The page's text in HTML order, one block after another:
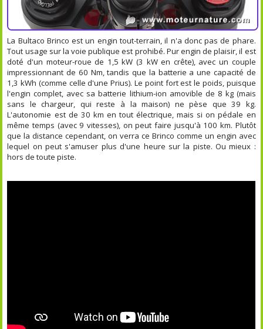
La Bultaco Brinco est un engin tout-terrain, il n'a donc pas de phare.
Tout usage sur la voie publique est prohibé. Pur engin de plaisir, il est
doté d'un moteur-roue de 1,5 kW (3 kW en crête), avec un couple
impressionnant de 60 Nm, tandis que la batterie a une capacité de
1,3 kWh (comme celle d'une Prius). Le point fort est le poids, puisque
l'engin complet, avec sa batterie lithium-ion amovible de 8 kg (mais
sans le chargeur, qui reste à la maison) ne pèse que 39 kg.
L'autonomie est de 30 km en tout électrique, mais si on pédale en
même temps (avec 9 vitesses), on peut faire jusqu'à 100 km. Plutôt
que la distance cependant, on verra ce Brinco comme un engin avec
lequel on peut s'amuser plus d'une heure sur la piste. Ou mieux :
hors de toute piste.